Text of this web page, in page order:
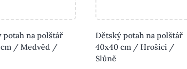
potah na polštář
/ Medvěd /
Dětský potah na polštář
40x40 cm / Hrošíci /
Slůně